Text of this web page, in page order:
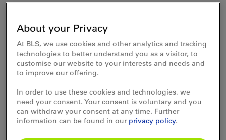
Die BLS-Züge werden immer pünktlicher. Der
Trend hält seit mehreren Jahren an und konnte
About your Privacy
At BLS, we use cookies and other analytics and tracking
technologies to better understand you as a visitor, to
customise our website to your interests and needs and
to improve our offering.
In order to use these cookies and technologies, we
need your consent. Your consent is voluntary and you
can withdraw your consent at any time. Further
information can be found in our privacy policy.